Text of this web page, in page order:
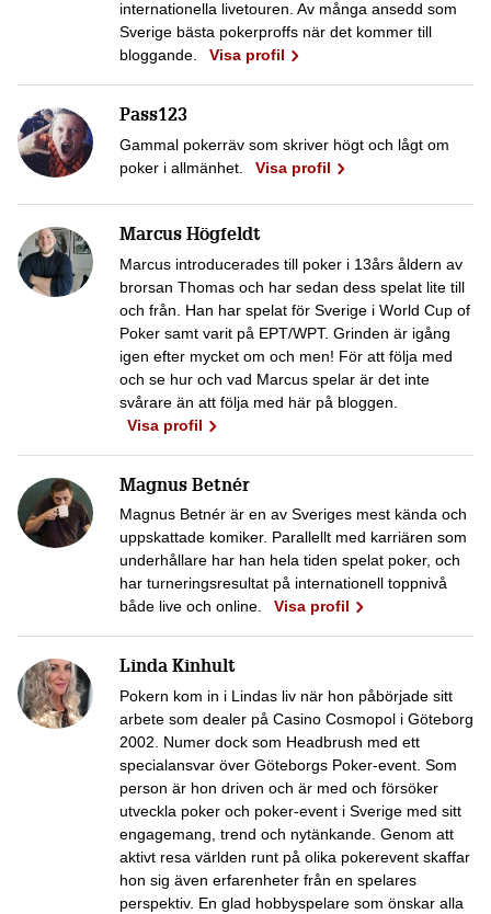
internationella livetouren. Av många ansedd som
Sverige bästa pokerproffs när det kommer till
bloggande.
Visa profil
Pass123
Gammal pokerräv som skriver högt och lågt om
poker i allmänhet.
Visa profil
Marcus Högfeldt
Marcus introducerades till poker i 13års åldern av
brorsan Thomas och har sedan dess spelat lite till
och från. Han har spelat för Sverige i World Cup of
Poker samt varit på EPT/WPT. Grinden är igång
igen efter mycket om och men! För att följa med
och se hur och vad Marcus spelar är det inte
svårare än att följa med här på bloggen.
Visa profil
Magnus Betnér
Magnus Betnér är en av Sveriges mest kända och
uppskattade komiker. Parallellt med karriären som
underhållare har han hela tiden spelat poker, och
har turneringsresultat på internationell toppnivå
både live och online.
Visa profil
Linda Kinhult
Pokern kom in i Lindas liv när hon påbörjade sitt
arbete som dealer på Casino Cosmopol i Göteborg
2002. Numer dock som Headbrush med ett
specialansvar över Göteborgs Poker-event. Som
person är hon driven och är med och försöker
utveckla poker och poker-event i Sverige med sitt
engagemang, trend och nytänkande. Genom att
aktivt resa världen runt på olika pokerevent skaffar
hon sig även erfarenheter från en spelares
perspektiv. En glad hobbyspelare som önskar alla